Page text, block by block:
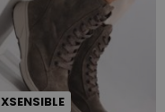
XSENSIBLE